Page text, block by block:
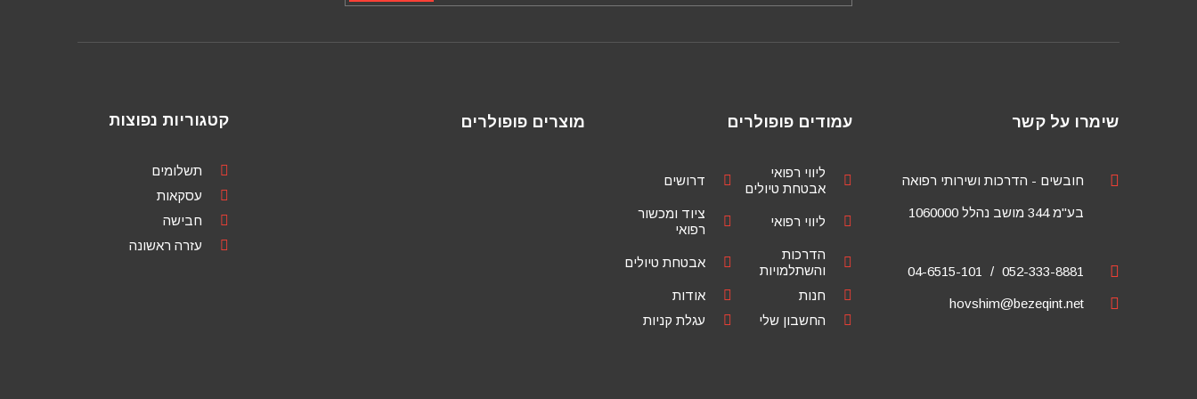
שימרו על קשר
חובשים - הדרכות ושירותי רפואה
בע"מ 344 מושב נהלל 1060000
052-333-8881
04-6515-101
hovshim@bezeqint.net
עמודים פופולרים
ליווי רפואי
אבטחת טיולים
דרושים
ליווי רפואי
ציוד ומכשור
רפואי
הדרכות
והשתלמויות
אבטחת טיולים
חנות
אודות
החשבון שלי
עגלת קניות
מוצרים פופולרים קטגוריות נפוצות
תשלומים
עסקאות
חבישה
עזרה ראשונה